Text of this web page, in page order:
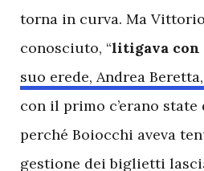
torna in curva. Ma
conosciuto, “litigava
suo erede, Andrea
con il primo c’erano
perché Boiocchi aveva
gestione dei biglietti